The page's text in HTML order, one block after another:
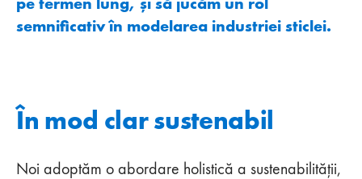
semnificativ în modelarea industriei sticlei.
În mod clar sustenabil
Noi adoptăm o abordare holistică a sustenabilității,